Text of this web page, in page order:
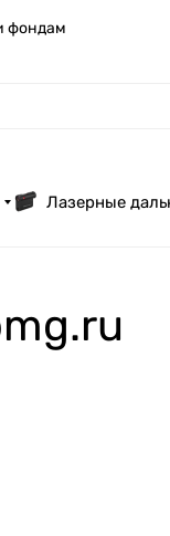
фондам
Лазерные